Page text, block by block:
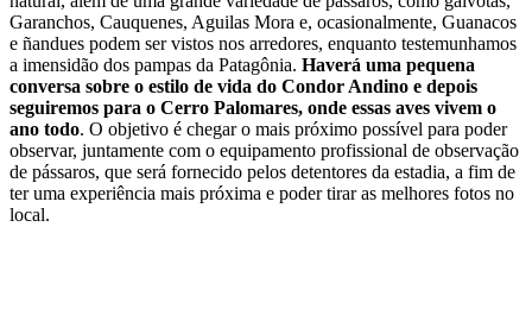
Garanchos, Cauquenes, Aguilas Mora e, ocasionalmente, Guanacos
e ñandues podem ser vistos nos arredores, enquanto testemunhamos
a imensidão dos pampas da Patagônia. Haverá uma pequena
conversa sobre o estilo de vida do Condor Andino e depois
seguiremos para o Cerro Palomares, onde essas aves vivem o
ano todo. O objetivo é chegar o mais próximo possível para poder
observar, juntamente com o equipamento profissional de observação
de pássaros, que será fornecido pelos detentores da estadia, a fim de
ter uma experiência mais próxima e poder tirar as melhores fotos no
local.